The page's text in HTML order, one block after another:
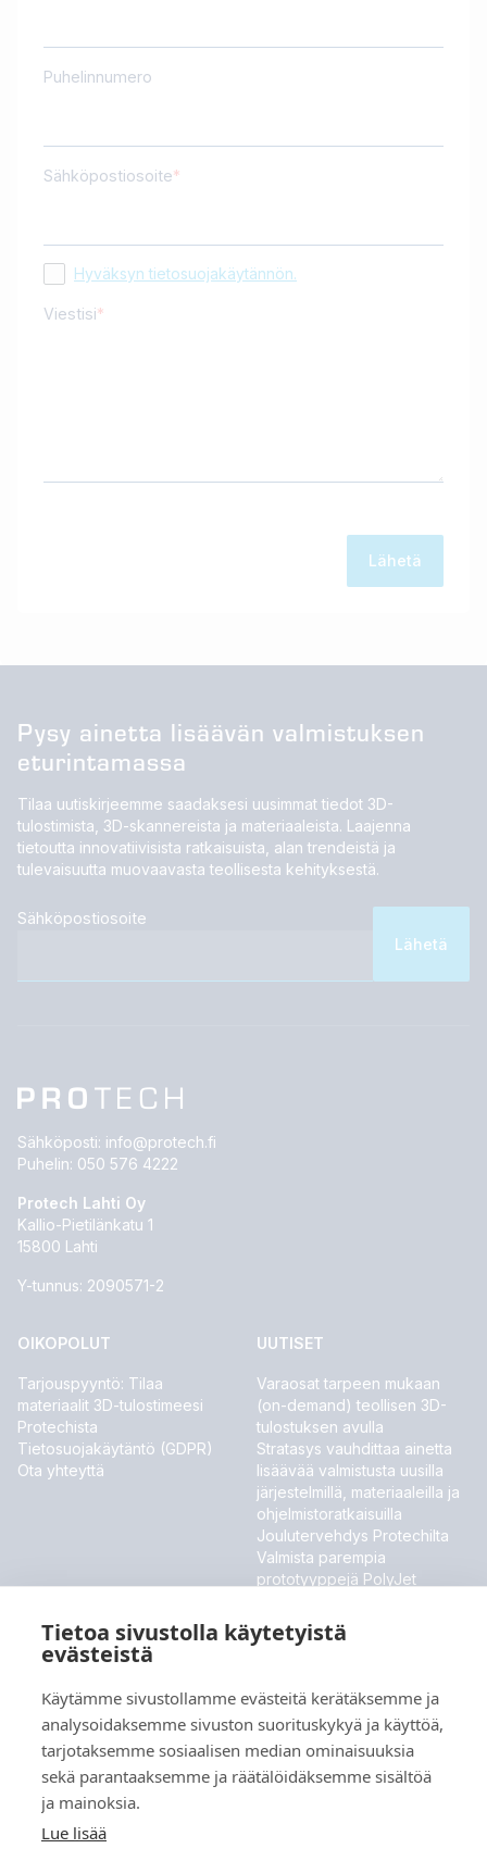
Tietoa sivustolla käytetyistä
evästeistä
Käytämme sivustollamme evästeitä kerätäksemme ja
analysoidaksemme sivuston suorituskykyä ja käyttöä,
tarjotaksemme sosiaalisen median ominaisuuksia
sekä parantaaksemme ja räätälöidäksemme sisältöä
ja mainoksia.
Lue lisää
Puhelinnumero
Sähköpostiosoite
Hyväksyn tietosuojakäytännön.
Viestisi
Pysy ainetta lisäävän valmistuksen
eturintamassa
Tilaa uutiskirjeemme saadaksesi uusimmat tiedot 3D-
tulostimista, 3D-skannereista ja materiaaleista. Laajenna
tietoutta innovatiivisista ratkaisuista, alan trendeistä ja
tulevaisuutta muovaavasta teollisesta kehityksestä.
Sähköpostiosoite
Sähköposti: info@protech.fi
Puhelin: 050 576 4222
Protech Lahti Oy
Kallio-Pietilänkatu 1
15800 Lahti
Y-tunnus: 2090571-2
OIKOPOLUT
Tarjouspyyntö: Tilaa
materiaalit 3D-tulostimeesi
Protechista
Tietosuojakäytäntö (GDPR)
Ota yhteyttä
UUTISET
Varaosat tarpeen mukaan
(on-demand) teollisen 3D-
tulostuksen avulla
Stratasys vauhdittaa ainetta
lisäävää valmistusta uusilla
järjestelmillä, materiaaleilla ja
ohjelmistoratkaisuilla
Joulutervehdys Protechilta
Valmista parempia
prototyyppejä PolyJet
Stratasys esittelee uudet
materiaalit ja ohjelmistouutiset
MESSUT JA TAPAHTUMAT
Meillä ei ole tällä hetkellä tulevia tapahtumia.